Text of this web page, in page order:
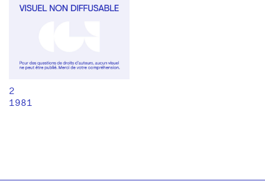
2
1981